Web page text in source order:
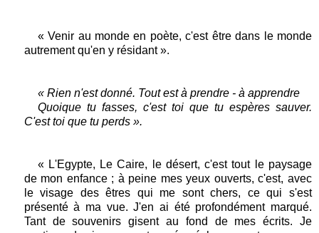
« Venir au monde en poète, c'est être dans le monde
autrement qu'en y résidant ».
« Rien n'est donné. Tout est à prendre - à apprendre
Quoique tu fasses, c'est toi que tu espères sauver.
C'est toi que tu perds ».
« L'Egypte, Le Caire, le désert, c'est tout le paysage
de mon enfance ; à peine mes yeux ouverts, c'est, avec
le visage des êtres qui me sont chers, ce qui s'est
présenté à ma vue. J'en ai été profondément marqué.
Tant de souvenirs gisent au fond de mes écrits. Je